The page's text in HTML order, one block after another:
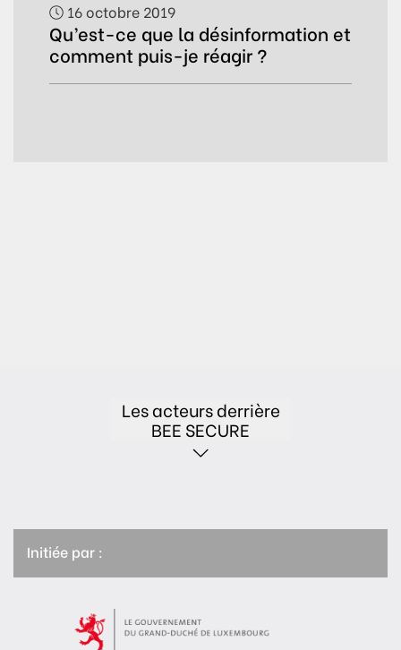
16 octobre 2019
Qu’est-ce que la désinformation et
comment puis-je réagir ?
Les acteurs derrière
BEE SECURE
Initiée par :